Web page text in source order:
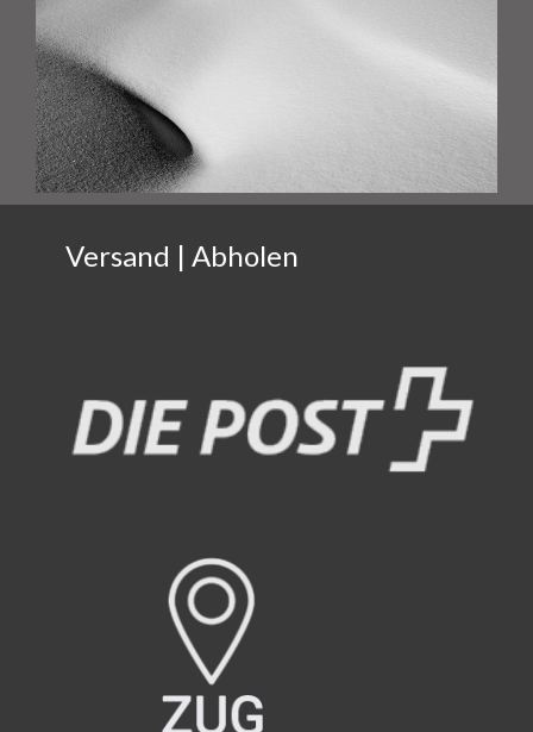
Versand | Abholen